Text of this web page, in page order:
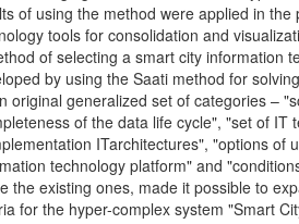
of using the method were applied in
tools for consolidation and
of selecting a smart city information
by using the Saati method for
original generalized set of categories –
of the data life cycle", "set of IT
ITarchitectures", "options of
technology platform" and
the existing ones, made it possible to
for the hyper-complex system "Smart